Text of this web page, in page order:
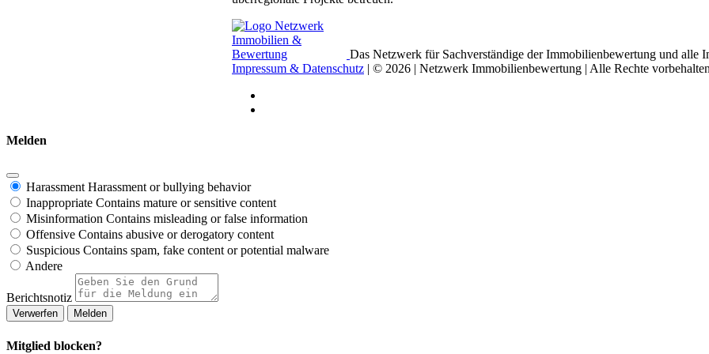
Das Netzwerk für Sachverständige der Immobilienbewertung und alle
Impressum & Datenschutz | © 2026 | Netzwerk Immobilienbewertung | Alle Rechte
Melden
Harassment Harassment or bullying behavior
Inappropriate Contains mature or sensitive content
Misinformation Contains misleading or false information
Offensive Contains abusive or derogatory content
Suspicious Contains spam, fake content or potential malware
Andere
Berichtsnotiz
Melden
Mitglied blocken?